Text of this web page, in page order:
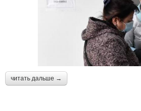
читать дальше →